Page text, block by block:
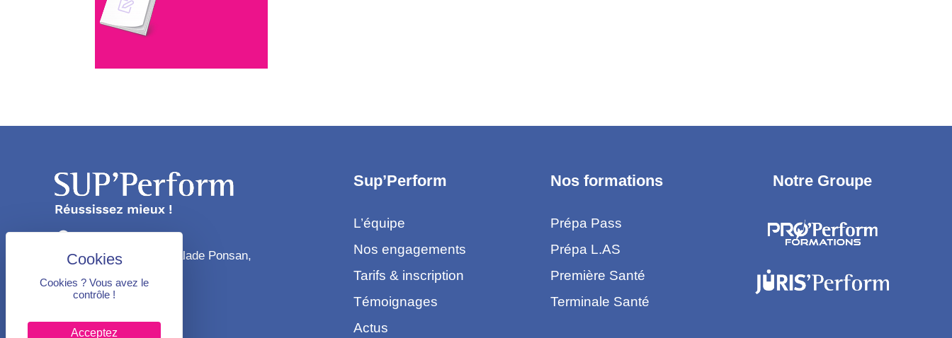
Cookies ? Vous avez le
contrôle !
Acceptez
55 chemin de la salade Ponsan,
06 89 94 19 33
Sup’Perform
L’équipe
Nos engagements
Tarifs & inscription
Témoignages
Actus
Nos formations
Prépa Pass
Prépa L.AS
Première Santé
Terminale Santé
Notre Groupe